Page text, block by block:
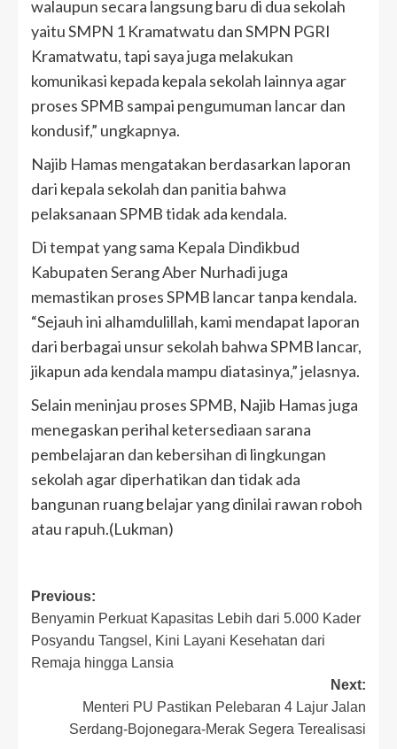
walaupun secara langsung baru di dua sekolah
yaitu SMPN 1 Kramatwatu dan SMPN PGRI
Kramatwatu, tapi saya juga melakukan
komunikasi kepada kepala sekolah lainnya agar
proses SPMB sampai pengumuman lancar dan
kondusif,” ungkapnya.
Najib Hamas mengatakan berdasarkan laporan
dari kepala sekolah dan panitia bahwa
pelaksanaan SPMB tidak ada kendala.
Di tempat yang sama Kepala Dindikbud
Kabupaten Serang Aber Nurhadi juga
memastikan proses SPMB lancar tanpa kendala.
“Sejauh ini alhamdulillah, kami mendapat laporan
dari berbagai unsur sekolah bahwa SPMB lancar,
jikapun ada kendala mampu diatasinya,” jelasnya.
Selain meninjau proses SPMB, Najib Hamas juga
menegaskan perihal ketersediaan sarana
pembelajaran dan kebersihan di lingkungan
sekolah agar diperhatikan dan tidak ada
bangunan ruang belajar yang dinilai rawan roboh
atau rapuh.(Lukman)
Post
navigation
Previous:
Benyamin Perkuat Kapasitas Lebih dari 5.000 Kader
Posyandu Tangsel, Kini Layani Kesehatan dari
Remaja hingga Lansia
Next:
Menteri PU Pastikan Pelebaran 4 Lajur Jalan
Serdang-Bojonegara-Merak Segera Terealisasi